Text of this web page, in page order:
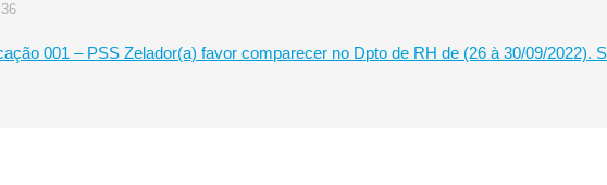
001 – PSS Zelador(a) favor comparecer no Dpto de RH de (26 à 30/09/2022).